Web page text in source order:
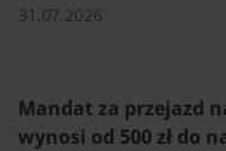
31.07.2026
Mandat za przejazd
wynosi od 500 zł do